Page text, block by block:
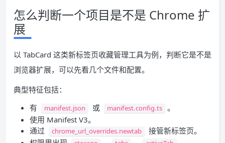
怎么判断一个项目是不是 Chrome 扩
展
以 TabCard 这类新标签页收藏管理工具为例，判断它是不是
浏览器扩展，可以先看几个文件和配置。
典型特征包括：
有
manifest.json 或 manifest.config.ts 。
使用 Manifest V3。
通过
chrome_url_overrides.newtab
接管新标签页。